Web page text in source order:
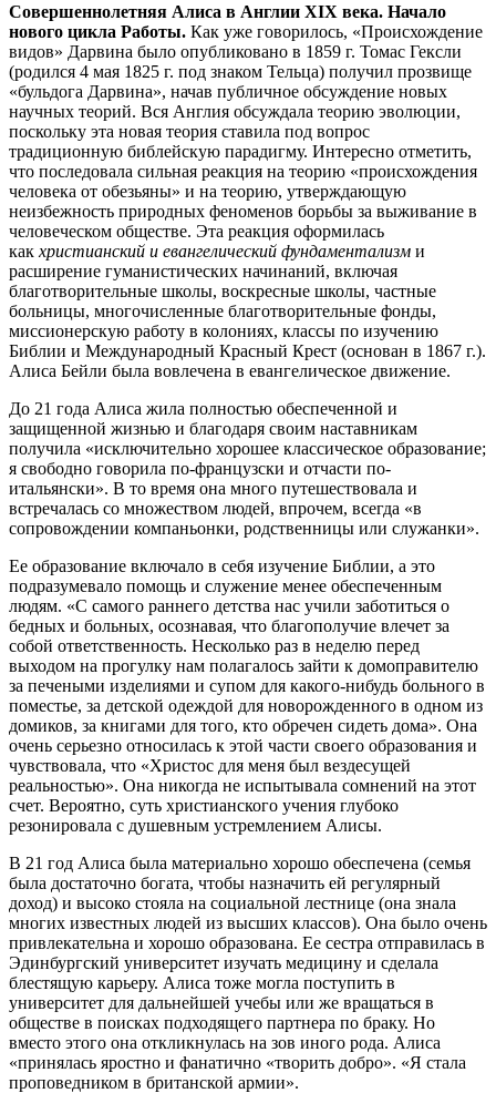
Совершеннолетняя Алиса в Англии XIX века. Начало
нового цикла Работы. Как уже говорилось, «Происхождение
видов» Дарвина было опубликовано в 1859 г. Томас Гексли
(родился 4 мая 1825 г. под знаком Тельца) получил прозвище
«бульдога Дарвина», начав публичное обсуждение новых
научных теорий. Вся Англия обсуждала теорию эволюции,
поскольку эта новая теория ставила под вопрос
традиционную библейскую парадигму. Интересно отметить,
что последовала сильная реакция на теорию «происхождения
человека от обезьяны» и на теорию, утверждающую
неизбежность природных феноменов борьбы за выживание в
человеческом обществе. Эта реакция оформилась
как христианский и евангелический фундаментализм и
расширение гуманистических начинаний, включая
благотворительные школы, воскресные школы, частные
больницы, многочисленные благотворительные фонды,
миссионерскую работу в колониях, классы по изучению
Библии и Международный Красный Крест (основан в 1867 г.).
Алиса Бейли была вовлечена в евангелическое движение.
До 21 года Алиса жила полностью обеспеченной и
защищенной жизнью и благодаря своим наставникам
получила «исключительно хорошее классическое образование;
я свободно говорила по-французски и отчасти по-
итальянски». В то время она много путешествовала и
встречалась со множеством людей, впрочем, всегда «в
сопровождении компаньонки, родственницы или служанки».
Ее образование включало в себя изучение Библии, а это
подразумевало помощь и служение менее обеспеченным
людям. «С самого раннего детства нас учили заботиться о
бедных и больных, осознавая, что благополучие влечет за
собой ответственность. Несколько раз в неделю перед
выходом на прогулку нам полагалось зайти к домоправителю
за печеными изделиями и супом для какого-нибудь больного в
поместье, за детской одеждой для новорожденного в одном из
домиков, за книгами для того, кто обречен сидеть дома». Она
очень серьезно относилась к этой части своего образования и
чувствовала, что «Христос для меня был вездесущей
реальностью». Она никогда не испытывала сомнений на этот
счет. Вероятно, суть христианского учения глубоко
резонировала с душевным устремлением Алисы.
В 21 год Алиса была материально хорошо обеспечена (семья
была достаточно богата, чтобы назначить ей регулярный
доход) и высоко стояла на социальной лестнице (она знала
многих известных людей из высших классов). Она было очень
привлекательна и хорошо образована. Ее сестра отправилась в
Эдинбургский университет изучать медицину и сделала
блестящую карьеру. Алиса тоже могла поступить в
университет для дальнейшей учебы или же вращаться в
обществе в поисках подходящего партнера по браку. Но
вместо этого она откликнулась на зов иного рода. Алиса
«принялась яростно и фанатично «творить добро». «Я стала
проповедником в британской армии».